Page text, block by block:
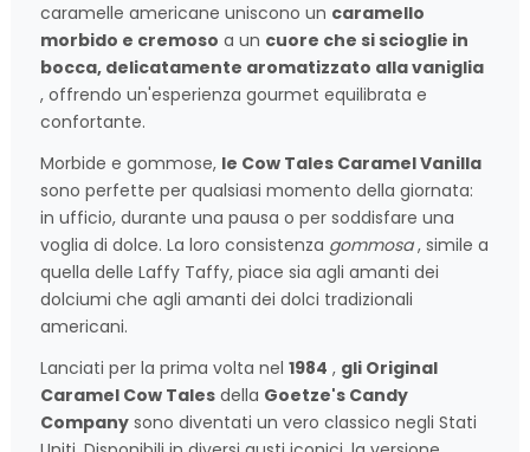
caramelle americane uniscono un caramello
morbido e cremoso a un cuore che si scioglie in
bocca, delicatamente aromatizzato alla vaniglia
, offrendo un'esperienza gourmet equilibrata e
confortante.
Morbide e gommose, le Cow Tales Caramel Vanilla
sono perfette per qualsiasi momento della giornata:
in ufficio, durante una pausa o per soddisfare una
voglia di dolce. La loro consistenza gommosa, simile a
quella delle Laffy Taffy, piace sia agli amanti dei
dolciumi che agli amanti dei dolci tradizionali
americani.
Lanciati per la prima volta nel 1984 , gli Original
Caramel Cow Tales della Goetze's Candy
Company sono diventati un vero classico negli Stati